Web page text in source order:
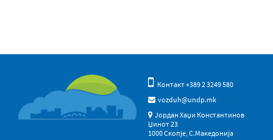
Контакт +389 2 3249 580
vozduh@undp.mk
Јордан Хаџи Константинов
Џинот 23
1000 Скопје, С.Македонија